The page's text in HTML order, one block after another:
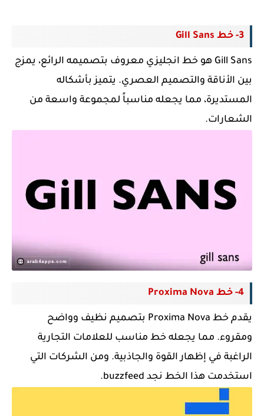
3- خط Gill Sans
Gill Sans هو خط انجليزي معروف بتصميمه الرائع، يمزج
بين الأناقة والتصميم العصري. يتميز بأشكاله
المستديرة، مما يجعله مناسباً لمجموعة واسعة من
الشعارات.
4- خط Proxima Nova
يقدم خط Proxima Nova بتصميم نظيف وواضح
ومقروء. مما يجعله خط مناسب للعلامات التجارية
الراغبة في إظهار القوة والجاذبية. ومن الشركات التي
استخدمت هذا الخط نجد buzzfeed
.